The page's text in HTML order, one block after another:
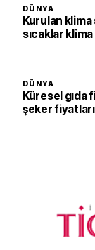
DÜNYA
Kurulan
sıcaklar klima
DÜNYA
Küresel gıda
şeker fiyatları